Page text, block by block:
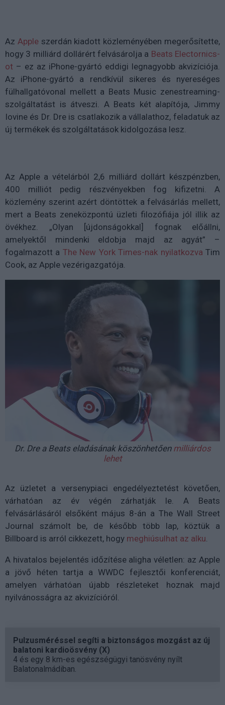
Az Appleszerdán kiadott közleményében megerősítette,
hogy 3 milliárd dollárért felvásárolja a Beats Electornics-
ot – ez az iPhone-gyártó eddigi legnagyobb akvizíciója.
Az iPhone-gyártó a rendkívül sikeres és nyereséges
fülhallgatóvonal mellett a Beats Music zenestreaming-
szolgáltatást is átveszi. A Beats két alapítója, Jimmy
Iovine és Dr. Dre is csatlakozik a vállalathoz, feladatuk az
új termékek és szolgáltatások kidolgozása lesz.
Az Apple a vételárból 2,6 milliárd dollárt készpénzben,
400 milliót pedig részvényekben fog kifizetni. A
közlemény szerint azért döntöttek a felvásárlás mellett,
mert a Beats zeneközpontú üzleti filozófiája jól illik az
övékhez. „Olyan [újdonságokkal] fognak előállni,
amelyektől mindenki eldobja majd az agyát” –
fogalmazott a The New York Times-nak nyilatkozva Tim
Cook, az Apple vezérigazgatója.
Dr. Dre a Beats eladásának köszönhetően milliárdos
lehet
Az üzletet a versenypiaci engedélyeztetést követően,
várhatóan az év végén zárhatják le. A Beats
felvásárlásáról elsőként május 8-án a The Wall Street
Journal számolt be, de később több lap, köztük a
Billboard is arról cikkezett, hogy meghiúsulhat az alku.
A hivatalos bejelentés időzítése aligha véletlen: az Apple
a jövő héten tartja a WWDC fejlesztői konferenciát,
amelyen várhatóan újabb részleteket hoznak majd
nyilvánosságra az akvizícióról.
Pulzusméréssel segíti a biztonságos mozgást az új
balatoni kardioösvény (X)
4 és egy 8 km-es egészségügyi tanösvény nyílt
Balatonalmádiban.